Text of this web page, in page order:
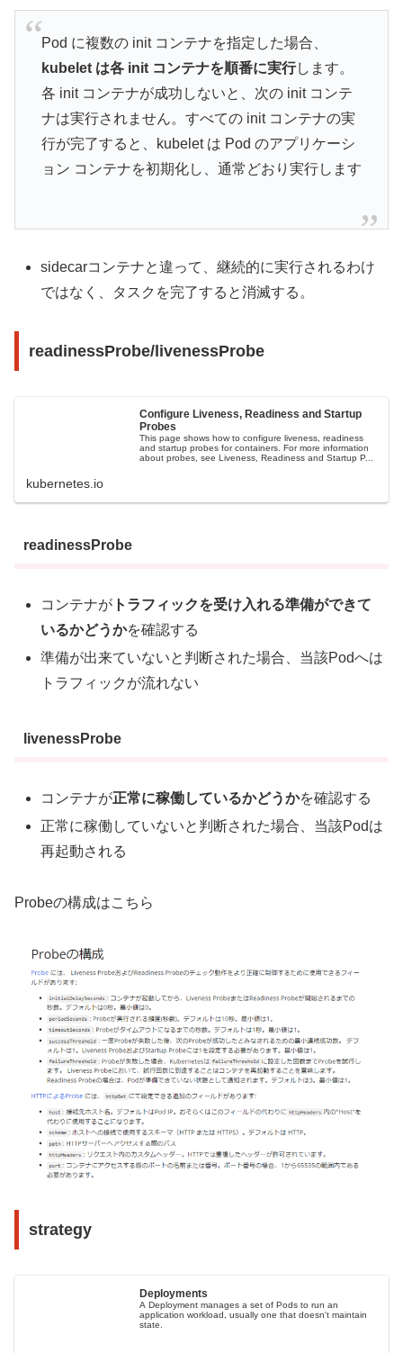
Pod に複数の init コンテナを指定した場合、
kubelet は各 init コンテナを順番に実行します。
各 init コンテナが成功しないと、次の init コンテ
ナは実行されません。すべての init コンテナの実
行が完了すると、kubelet は Pod のアプリケーシ
ョン コンテナを初期化し、通常どおり実行します
sidecarコンテナと違って、継続的に実行されるわけ
ではなく、タスクを完了すると消滅する。
readinessProbe/livenessProbe
Configure Liveness, Readiness and Startup
Probes
This page shows how to configure liveness, readiness
and startup probes for containers. For more information
about probes, see Liveness, Readiness and Startup P...
kubernetes.io
readinessProbe
コンテナが トラフィックを受け入れる準備ができて
いるかどうかを確認する
準備が出来ていないと判断された場合、当該Podへは
トラフィックが流れない
livenessProbe
コンテナが正常に稼働しているかどうかを確認する
正常に稼働していないと判断された場合、当該Podは
再起動される
Probeの構成はこちら
strategy
Deployments
A Deployment manages a set of Pods to run an
application workload, usually one that doesn't maintain
state.